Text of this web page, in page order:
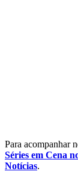
Para acompanhar
Séries em Cena
Notícias.